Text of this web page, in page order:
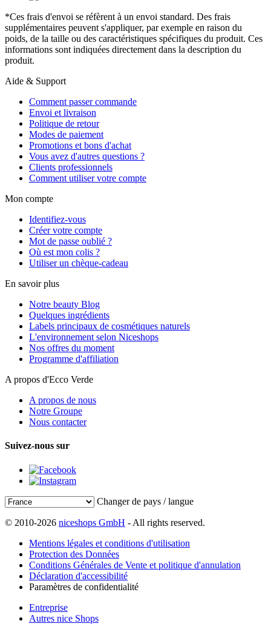
*Ces frais d'envoi se réfèrent à un envoi standard. Des frais
supplémentaires peuvent s'appliquer, par exemple en raison du
poids, de la taille ou des caractéristiques spécifiques du produit. Ces
informations sont indiquées directement dans la description du
produit.
Aide & Support
Comment passer commande
Envoi et livraison
Politique de retour
Modes de paiement
Promotions et bons d'achat
Vous avez d'autres questions ?
Clients professionnels
Comment utiliser votre compte
Mon compte
Identifiez-vous
Créer votre compte
Mot de passe oublié ?
Où est mon colis ?
Utiliser un chèque-cadeau
En savoir plus
Notre beauty Blog
Quelques ingrédients
Labels principaux de cosmétiques naturels
L'environnement selon Niceshops
Nos offres du moment
Programme d'affiliation
A propos d'Ecco Verde
A propos de nous
Notre Groupe
Nous contacter
Suivez-nous sur
Changer de pays / langue
© 2010-2026 niceshops GmbH - All rights reserved.
Mentions légales et conditions d'utilisation
Protection des Données
Conditions Générales de Vente et politique d'annulation
Déclaration d'accessibilité
Paramètres de confidentialité
Entreprise
Autres nice Shops